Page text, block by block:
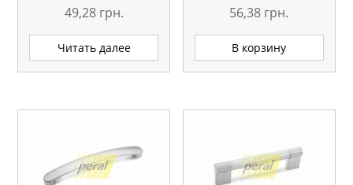
49,28 грн.
Читать далее
56,38 грн.
В корзину